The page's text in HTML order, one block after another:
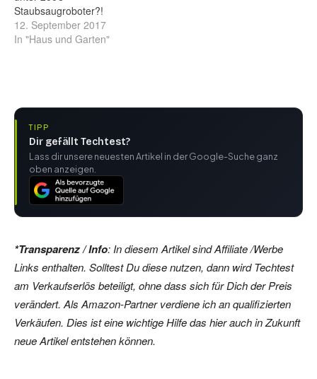
Staubsaugroboter?!
12. September 2017
In "Haus und Garten"
TIPP
Dir gefällt Techtest?
Lass dir unsere neuesten Artikel in der Google-Suche ganz
oben anzeigen.
*Transparenz / Info: In diesem Artikel sind Affiliate /Werbe
Links enthalten. Solltest Du diese nutzen, dann wird Techtest
am Verkaufserlös beteiligt, ohne dass sich für Dich der Preis
verändert. Als Amazon-Partner verdiene ich an qualifizierten
Verkäufen. Dies ist eine wichtige Hilfe das hier auch in Zukunft
neue Artikel entstehen können.